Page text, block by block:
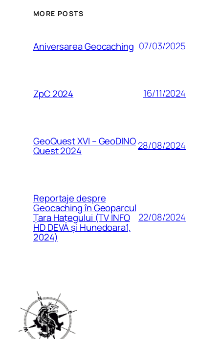
MORE POSTS
Aniversarea Geocaching 07/03/2025
ZpC 2024 16/11/2024
GeoQuest XVI – GeoDINO
Quest 2024 28/08/2024
Reportaje despre
Geocaching în Geoparcul
Țara Hațegului (TV INFO
HD DEVA și Hunedoara1,
2024)
22/08/2024